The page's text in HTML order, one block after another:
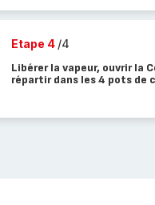
Etape 4 /4
Libérer la vapeur, ouvrir la
répartir dans les 4 pots de